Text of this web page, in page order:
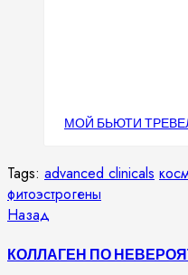
МОЙ БЬЮТИ
Tags: advanced clinicals
фитоэстрогены
Продолжить
чтение
Назад
КОЛЛАГЕН ПО